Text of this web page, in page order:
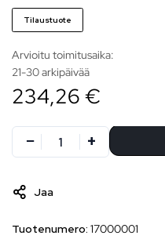
Tilaustuote
Arvioitu toimitusaika:
21-30 arkipäivää
234,26 €
Jaa
Tuotenumero: 17000001